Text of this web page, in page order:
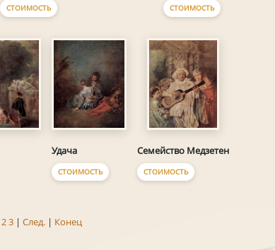
СТОИМОСТЬ СТОИМОСТЬ
Удача
СТОИМОСТЬ
Семейство Медзетен
СТОИМОСТЬ
23| След.| Конец